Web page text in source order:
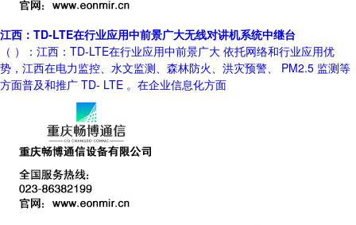
江西：TD-LTE在行业应用中前景广大无线对讲机系统中继台
（ ）：江西：TD-LTE在行业应用中前景广大 依托网络和行业应用优
势，江西在电力监控、水文监测、森林防火、洪灾预警、 PM2.5 监测等
方面普及和推广 TD- LTE 。在企业信息化方面